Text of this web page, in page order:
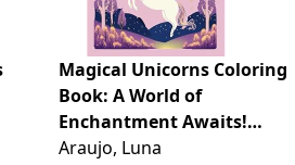
Magical Unicorns Coloring
Book: A World of
Enchantment Awaits!
(Portuguese Edition)
Araujo, Luna